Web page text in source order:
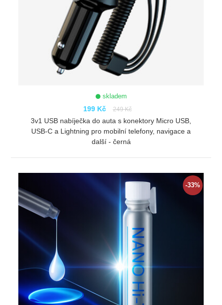
skladem
199 Kč 249 Kč
ZOBRAZIT
3v1 USB nabíječka do auta s konektory Micro USB,
USB-C a Lightning pro mobilní telefony, navigace a
další - černá
-33%